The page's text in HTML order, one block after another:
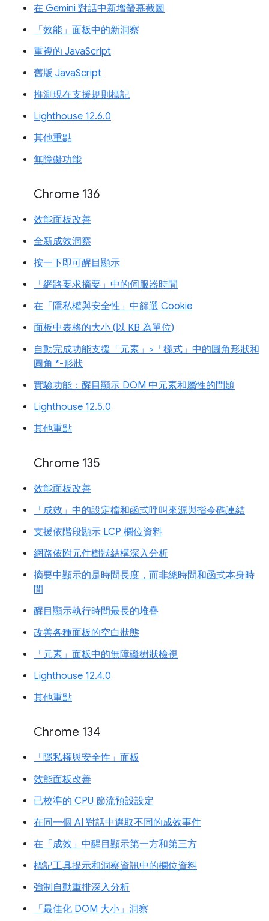
在 Gemini 對話中新增螢幕截圖
「效能」面板中的新洞察
重複的 JavaScript
舊版 JavaScript
推測現在支援規則標記
Lighthouse 12.6.0
其他重點
無障礙功能
Chrome 136
效能面板改善
全新成效洞察
按一下即可醒目顯示
「網路要求摘要」中的伺服器時間
在「隱私權與安全性」中篩選 Cookie
面板中表格的大小 (以 KB 為單位)
自動完成功能支援「元素」>「樣式」中的圓角形狀和
圓角 *-形狀
實驗功能：醒目顯示 DOM 中元素和屬性的問題
Lighthouse 12.5.0
其他重點
Chrome 135
效能面板改善
「成效」中的設定檔和函式呼叫來源與指令碼連結
支援依階段顯示 LCP 欄位資料
網路依附元件樹狀結構深入分析
摘要中顯示的是時間長度，而非總時間和函式本身時
間
醒目顯示執行時間最長的堆疊
改善各種面板的空白狀態
「元素」面板中的無障礙樹狀檢視
Lighthouse 12.4.0
其他重點
Chrome 134
「隱私權與安全性」面板
效能面板改善
已校準的 CPU 節流預設設定
在同一個 AI 對話中選取不同的成效事件
在「成效」中醒目顯示第一方和第三方
標記工具提示和洞察資訊中的欄位資料
強制自動重排深入分析
「最佳化 DOM 大小」洞察